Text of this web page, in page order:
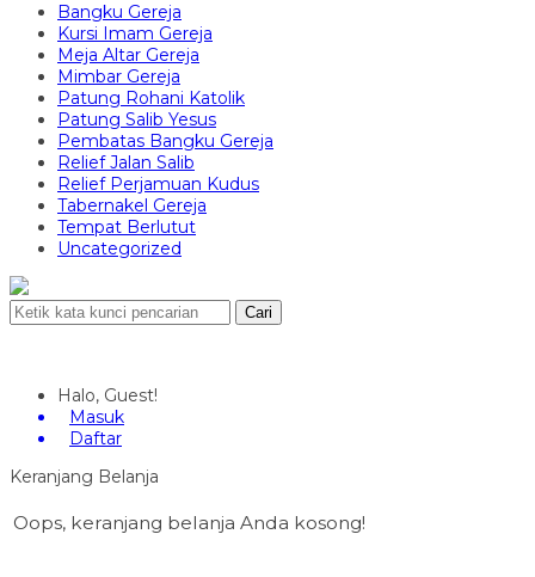
Bangku Gereja
Kursi Imam Gereja
Meja Altar Gereja
Mimbar Gereja
Patung Rohani Katolik
Patung Salib Yesus
Pembatas Bangku Gereja
Relief Jalan Salib
Relief Perjamuan Kudus
Tabernakel Gereja
Tempat Berlutut
Uncategorized
Cari
Halo, Guest!
Masuk
Daftar
Keranjang Belanja
Oops, keranjang belanja Anda kosong!